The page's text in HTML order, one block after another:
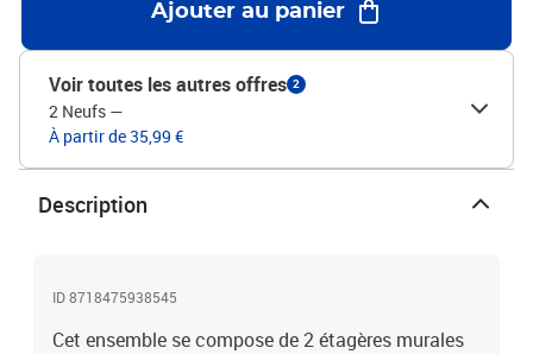
Ajouter au panier
Voir toutes les autres offres 2
2 Neufs —
À partir de 35,99 €
Description
ID 8718475938545
Cet ensemble se compose de 2 étagères murales